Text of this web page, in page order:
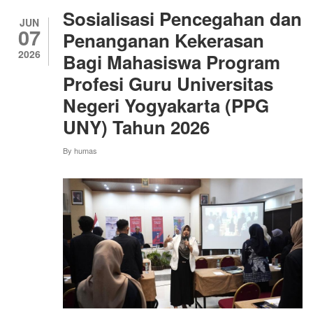
DINAMIKA
KRISIS
GLOBAL
DALAM
WORKSHOP
“UNDERSTANDING
THE
YOGYAKARTA
PARADOX”
JUN
07
2026
Sosialisasi Pencegahan dan
Penanganan Kekerasan
Bagi Mahasiswa Program
Profesi Guru Universitas
Negeri Yogyakarta (PPG
UNY) Tahun 2026
By humas